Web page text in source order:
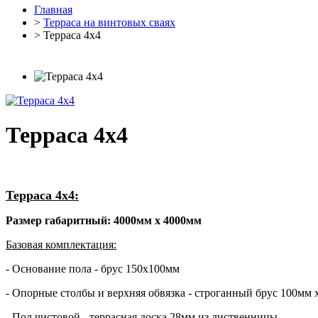
Главная
> Терраса на винтовых сваях
> Терраса 4х4
Терраса 4х4
Терраса 4х4:
Размер габаритный: 4000мм х 4000мм
Базовая комплектация:
- Основание пола - брус 150х100мм
- Опорные столбы и верхняя обвязка - строганный брус 100мм